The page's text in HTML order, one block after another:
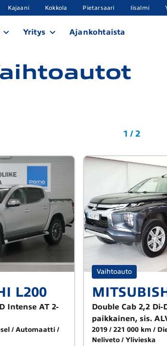
Kajaani Kokkola Pietarsaari Iisalmi
Yritys Ajankohtaista
1 / 2
L200
Intense AT 2-
Automaatti
Vaihtoauto
Double Cab 2,2 Di-
paikkainen, sis.
2019 221 000 km
Neliveto
Ylivieska